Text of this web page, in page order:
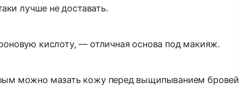
лучше не доставать.
кислоту, — отличная основа под макияж.
можно мазать кожу перед выщипыванием бровей